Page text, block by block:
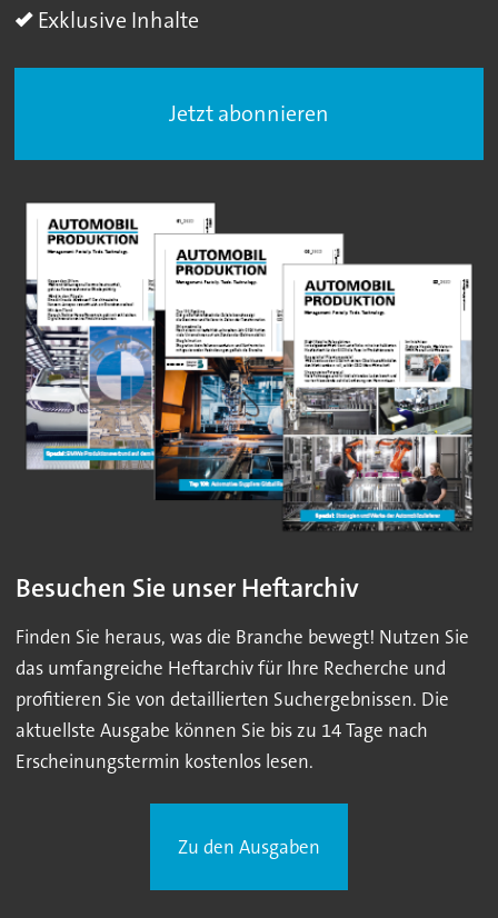
Exklusive Inhalte
Jetzt abonnieren
Besuchen Sie unser Heftarchiv
Finden Sie heraus, was die Branche bewegt! Nutzen Sie
das umfangreiche Heftarchiv für Ihre Recherche und
profitieren Sie von detaillierten Suchergebnissen. Die
aktuellste Ausgabe können Sie bis zu 14 Tage nach
Erscheinungstermin kostenlos lesen.
Zu den Ausgaben